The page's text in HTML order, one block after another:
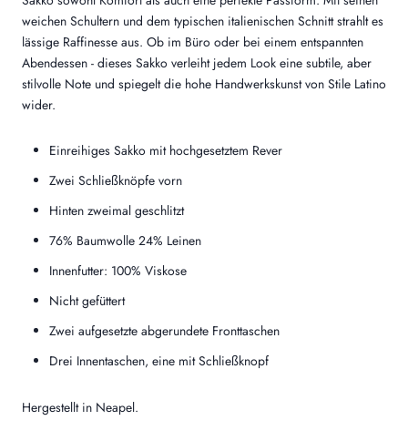
weichen Schultern und dem typischen italienischen Schnitt strahlt es
lässige Raffinesse aus. Ob im Büro oder bei einem entspannten
Abendessen - dieses Sakko verleiht jedem Look eine subtile, aber
stilvolle Note und spiegelt die hohe Handwerkskunst von Stile Latino
wider.
Einreihiges Sakko mit hochgesetztem Rever
Zwei Schließknöpfe vorn
Hinten zweimal geschlitzt
76% Baumwolle 24% Leinen
Innenfutter: 100% Viskose
Nicht gefüttert
Zwei aufgesetzte abgerundete Fronttaschen
Drei Innentaschen, eine mit Schließknopf
Hergestellt in Neapel.